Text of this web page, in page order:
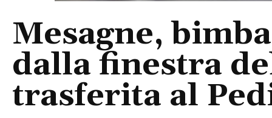
Mesagne,
dalla finestra
trasferita al